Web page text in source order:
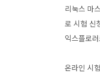
리눅스 마
로 시험 신
익스플로
온라인 시